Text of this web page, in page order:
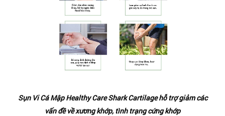
Sụn Vi Cá Mập Healthy Care Shark Cartilage hỗ trợ giảm các
vấn đề về xương khớp, tình trạng cứng khớp